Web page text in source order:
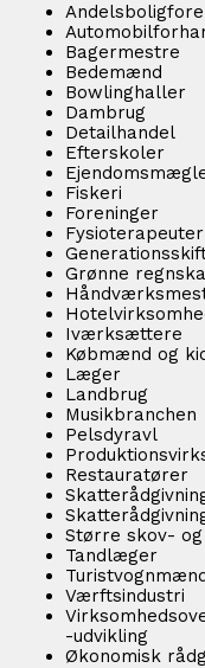
Bagermestre
Bedemænd
Bowlinghaller
Dambrug
Detailhandel
Efterskoler
Fiskeri
Foreninger
Fysioterapeuter
Grønne
Iværksættere
Købmænd og
Læger
Landbrug
Musikbranchen
Pelsdyravl
Restauratører
Større skov-
Tandlæger
Værftsindustri
-udvikling
Økonomisk